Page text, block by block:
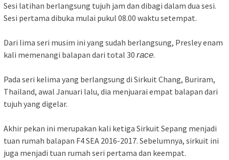
Sesi latihan berlangsung tujuh jam dan dibagi dalam dua sesi.
Sesi pertama dibuka mulai pukul 08.00 waktu setempat.
Dari lima seri musim ini yang sudah berlangsung, Presley enam
kali memenangi balapan dari total 30 race.
Pada seri kelima yang berlangsung di Sirkuit Chang, Buriram,
Thailand, awal Januari lalu, dia menjuarai empat balapan dari
tujuh yang digelar.
Akhir pekan ini merupakan kali ketiga Sirkuit Sepang menjadi
tuan rumah balapan F4 SEA 2016-2017. Sebelumnya, sirkuit ini
juga menjadi tuan rumah seri pertama dan keempat.